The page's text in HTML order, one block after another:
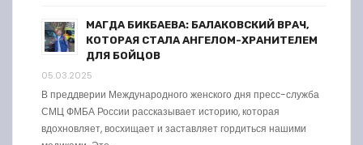
МАГДА БИКБАЕВА: БАЛАКОВСКИЙ ВРАЧ,
КОТОРАЯ СТАЛА АНГЕЛОМ-ХРАНИТЕЛЕМ
ДЛЯ БОЙЦОВ
05.03.2025
В преддверии Международного женского дня пресс-служба
СМЦ ФМБА России рассказывает историю, которая
вдохновляет, восхищает и заставляет гордиться нашими